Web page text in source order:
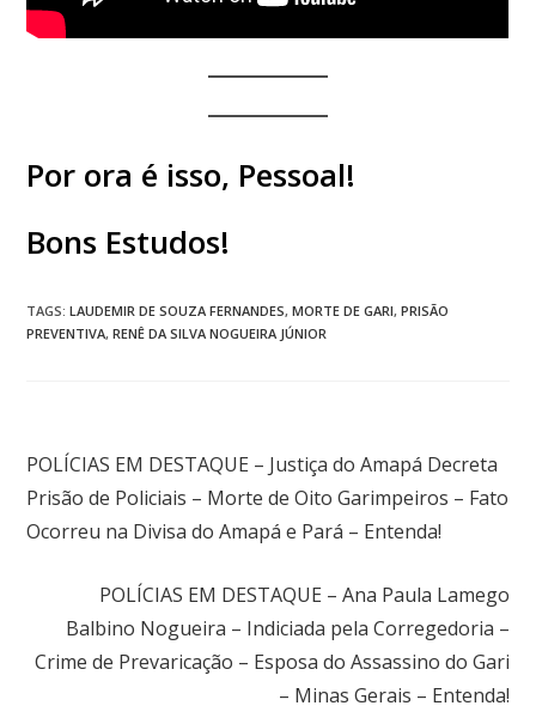
Por ora é isso, Pessoal!
Bons Estudos!
TAGS:LAUDEMIR DE SOUZA FERNANDES, MORTE DE GARI, PRISÃO
PREVENTIVA, RENÊ DA SILVA NOGUEIRA JÚNIOR
POLÍCIAS EM DESTAQUE – Justiça do Amapá Decreta
Prisão de Policiais – Morte de Oito Garimpeiros – Fato
Ocorreu na Divisa do Amapá e Pará – Entenda!
POLÍCIAS EM DESTAQUE – Ana Paula Lamego
Balbino Nogueira – Indiciada pela Corregedoria –
Crime de Prevaricação – Esposa do Assassino do Gari
– Minas Gerais – Entenda!